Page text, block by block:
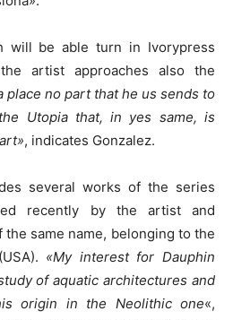
will be able turn in Ivorypress
artist approaches also the
place no part that he us sends to
Utopia that, in yes same, is
, indicates Gonzalez.
several works of the series
recently by the artist and
same name, belonging to the
«My interest for Dauphin
of aquatic architectures and
origin in the Neolithic one«,